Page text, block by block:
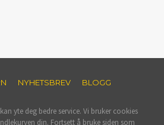
NYHETSBREV BLOGG
yte deg bedre service. Vi bruker cookies
din. Fortsett å bruke siden som